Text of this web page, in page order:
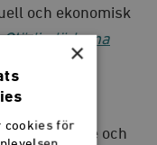
och ekonomisk
Glädjedödarna
och
×
cookies för